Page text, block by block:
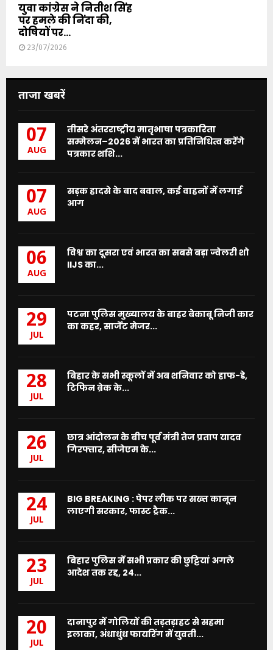
युवा कांग्रेस ने नितीश सिंह
पर हमले की निंदा की,
दोषियों पर...
23/07/2026
ताजा खबरें
07
AUG
तीसरे अंतरराष्ट्रीय मातृभाषा पत्रकारिता
सम्मेलन–2026 में भारत का प्रतिनिधित्व करेंगे
पत्रकार शशि...
07
AUG
सड़क हादसे के बाद बवाल, कई वाहनों में लगाई
आग
06
AUG
विश्व का दूसरा एवं भारत का सबसे बड़ा ज्वेलरी शो
IIJS का...
29
JUL
पटना पुलिस मुख्यालय के बाहर बेकाबू निजी कार
का कहर, सार्जेंट मेजर...
28
JUL
बिहार के सभी स्कूलों में अब शनिवार को हाफ-डे,
टिफिन ब्रेक के...
26
JUL
छात्र आंदोलन के बीच पूर्व मंत्री तेज प्रताप यादव
गिरफ्तार, सीजेएम के...
24
JUL
BIG BREAKING : पेपर लीक पर सख्त कानून
लाएगी सरकार, फास्ट ट्रैक...
23
JUL
बिहार पुलिस में सभी प्रकार की छुट्टियां अगले
आदेश तक रद्द, 24...
20
JUL
दानापुर में गोलियों की तड़तड़ाहट से सहमा
इलाका, अंधाधुंध फायरिंग में युवती...